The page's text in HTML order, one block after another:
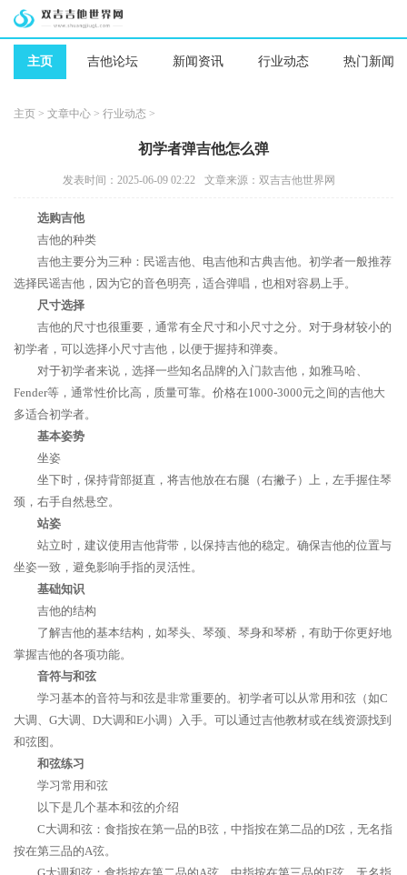
主页 吉他论坛 新闻资讯 行业动态 热门新闻
主页 > 文章中心 > 行业动态 >
初学者弹吉他怎么弹
发表时间：2025-06-09 02:22 文章来源：双吉吉他世界网
选购吉他
吉他的种类
吉他主要分为三种：民谣吉他、电吉他和古典吉他。初学者一般推荐
选择民谣吉他，因为它的音色明亮，适合弹唱，也相对容易上手。
尺寸选择
吉他的尺寸也很重要，通常有全尺寸和小尺寸之分。对于身材较小的
初学者，可以选择小尺寸吉他，以便于握持和弹奏。
对于初学者来说，选择一些知名品牌的入门款吉他，如雅马哈、
Fender等，通常性价比高，质量可靠。价格在1000-3000元之间的吉他大
多适合初学者。
基本姿势
坐姿
坐下时，保持背部挺直，将吉他放在右腿（右撇子）上，左手握住琴
颈，右手自然悬空。
站姿
站立时，建议使用吉他背带，以保持吉他的稳定。确保吉他的位置与
坐姿一致，避免影响手指的灵活性。
基础知识
吉他的结构
了解吉他的基本结构，如琴头、琴颈、琴身和琴桥，有助于你更好地
掌握吉他的各项功能。
音符与和弦
学习基本的音符与和弦是非常重要的。初学者可以从常用和弦（如C
大调、G大调、D大调和E小调）入手。可以通过吉他教材或在线资源找到
和弦图。
和弦练习
学习常用和弦
以下是几个基本和弦的介绍
C大调和弦：食指按在第一品的B弦，中指按在第二品的D弦，无名指
按在第三品的A弦。